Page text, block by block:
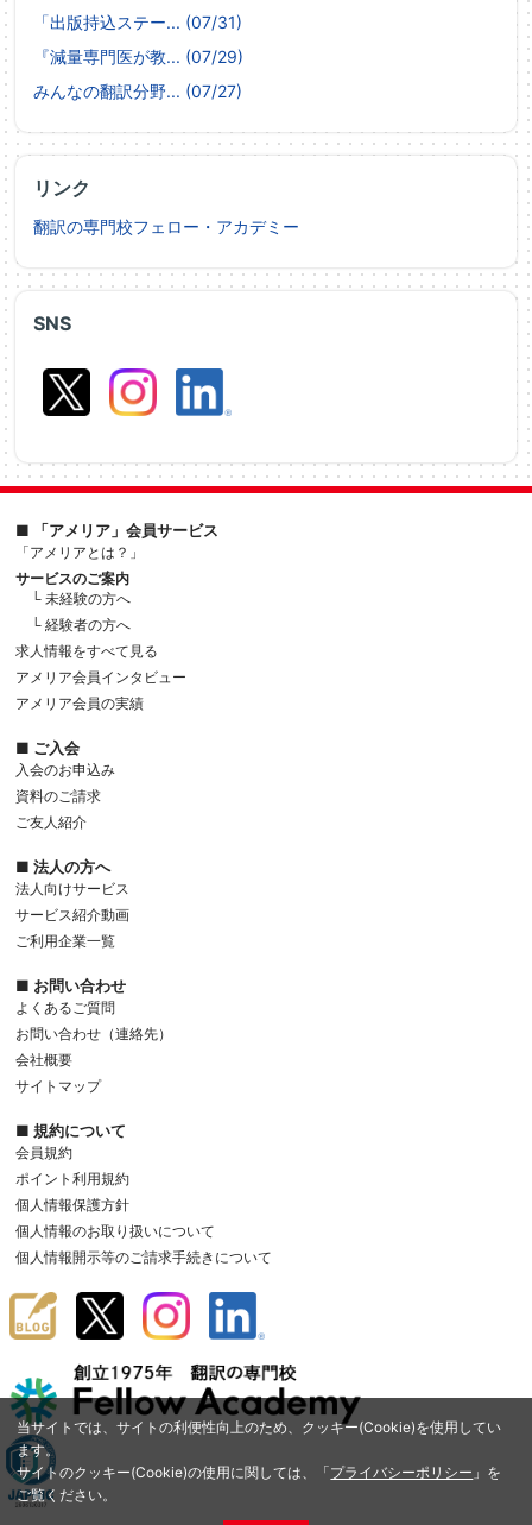
当サイトでは、サイトの利便性向上のため、クッキー(Cookie)を使用してい
ます。
サイトのクッキー(Cookie)の使用に関しては、「プライバシーポリシー 」を
ご覧ください。
SNS
「出版持込ステー... (07/31)
『減量専門医が教... (07/29)
みんなの翻訳分野... (07/27)
リンク
翻訳の専門校フェロー・アカデミー
■ 「アメリア」会員サービス
「アメリアとは？」
サービスのご案内
└ 未経験の方へ
└ 経験者の方へ
求人情報をすべて見る
アメリア会員インタビュー
アメリア会員の実績
■ ご入会
入会のお申込み
資料のご請求
ご友人紹介
■ 法人の方へ
法人向けサービス
サービス紹介動画
ご利用企業一覧
■ お問い合わせ
よくあるご質問
お問い合わせ（連絡先）
会社概要
サイトマップ
■ 規約について
会員規約
ポイント利用規約
個人情報保護方針
個人情報のお取り扱いについて
個人情報開示等のご請求手続きについて